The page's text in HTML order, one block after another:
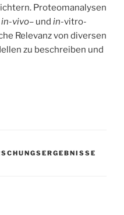
Proteomanalysen
in-vivo– und in-vitro-
Relevanz von diversen
zu beschreiben und